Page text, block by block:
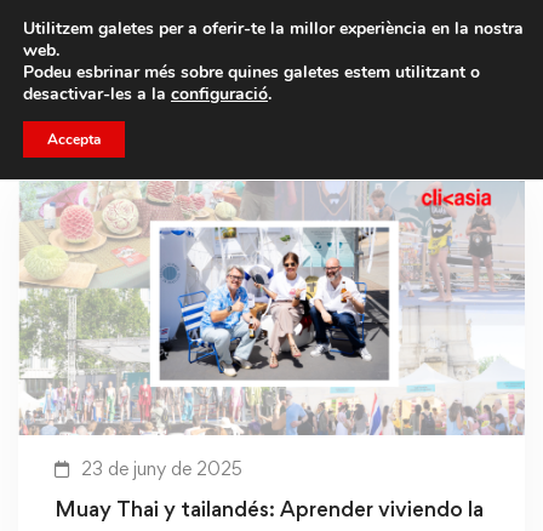
Porta un amic i emporteu-vos un total de 75€ de
descompte.
23 de juny de 2025
Muay Thai y tailandés: Aprender viviendo la
Utilitzem galetes per a oferir-te la millor experiència en la nostra
web.
Podeu esbrinar més sobre quines galetes estem utilitzant o
desactivar-les a la configuració.
Accepta